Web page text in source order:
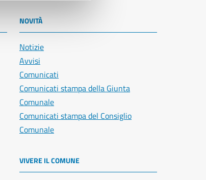
NOVITÀ
Notizie
Avvisi
Comunicati
Comunicati stampa della Giunta
Comunale
Comunicati stampa del Consiglio
Comunale
VIVERE IL COMUNE